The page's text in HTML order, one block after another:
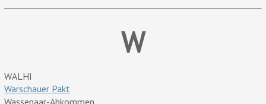
W
WALHI
Warschauer Pakt